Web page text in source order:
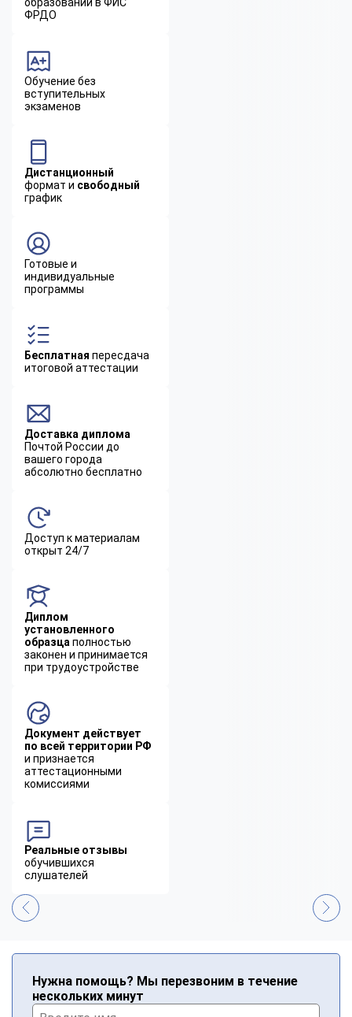
ФРДО
Обучение без
вступительных
экзаменов
Дистанционный
формат и свободный
график
Готовые и
индивидуальные
программы
Бесплатная пересдача
итоговой аттестации
Доставка диплома
Почтой России до
вашего города
абсолютно бесплатно
Доступ к материалам
открыт 24/7
Диплом
установленного
образца полностью
законен и принимается
при трудоустройстве
Документ действует
по всей территории РФ
и признается
аттестационными
комиссиями
Реальные отзывы
обучившихся
слушателей
Нужна помощь? Мы перезвоним в течение
нескольких минут